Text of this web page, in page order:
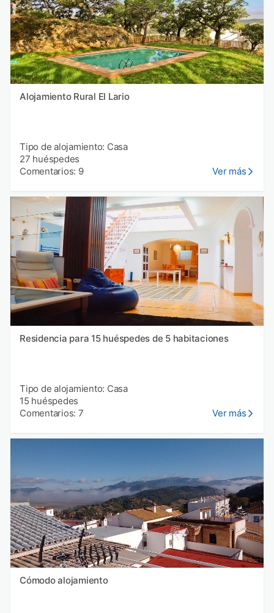
Alojamiento Rural El Lario
Tipo de alojamiento: Casa
27 huéspedes
Comentarios: 9
Ver más
Residencia para 15 huéspedes de 5 habitaciones
Tipo de alojamiento: Casa
15 huéspedes
Comentarios: 7
Ver más
Cómodo alojamiento